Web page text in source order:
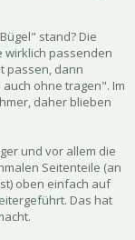
stand? Die
wirklich passenden
passen, dann
ohne tragen". Im
daher blieben
und vor allem die
Seitenteile (an
oben einfach auf
Das hat